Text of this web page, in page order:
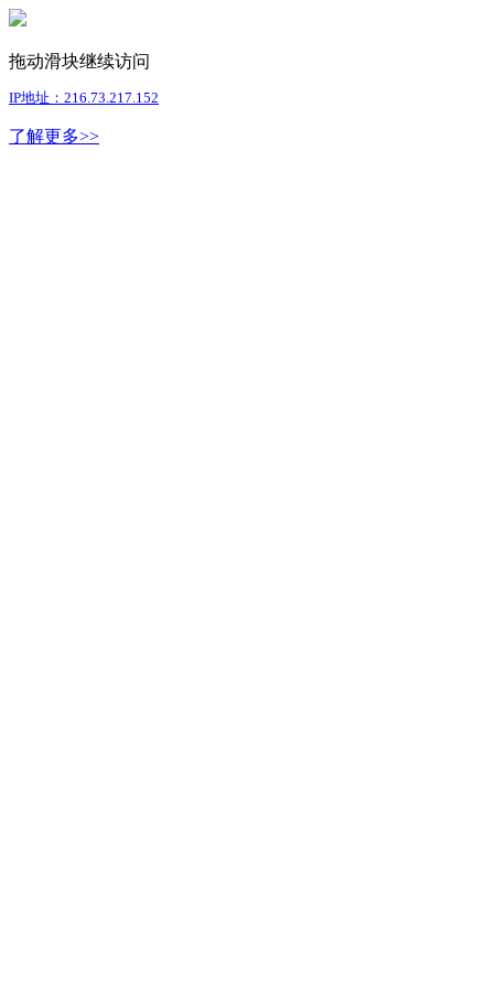
拖动滑块继续访问
IP地址：216.73.217.152
了解更多>>